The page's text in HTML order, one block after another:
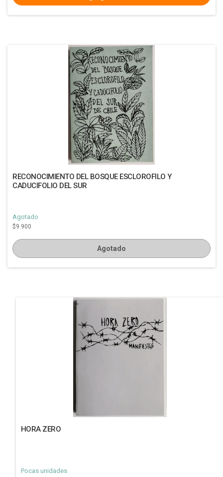
RECONOCIMIENTO DEL BOSQUE ESCLOROFILO Y
CADUCIFOLIO DEL SUR
Agotado
$9.900
Agotado
HORA ZERO
Pocas unidades